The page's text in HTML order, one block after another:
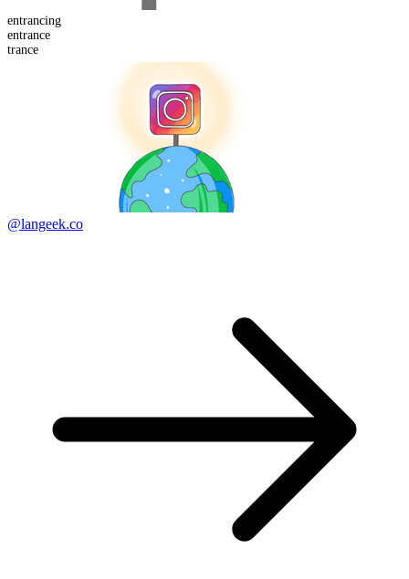
entrancing
entrance
trance
@langeek.co